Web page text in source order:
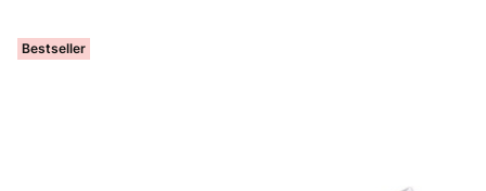
Bestseller